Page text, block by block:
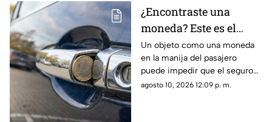
¿Encontraste una
moneda? Este es el
truco que busca
vulnerar a las personas
en la calle
Un objeto como una moneda
en la manija del pasajero
puede impedir que el seguro
eléctrico cierre de forma
agosto 10, 2026 12:09 p. m.